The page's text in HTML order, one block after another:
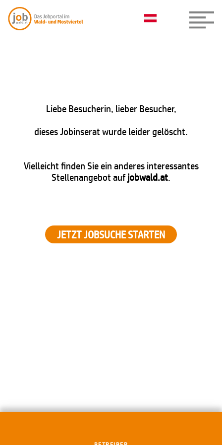
Liebe Besucherin, lieber Besucher,
dieses Jobinserat wurde leider gelöscht.
Vielleicht finden Sie ein anderes interessantes
Stellenangebot aufjobwald.at.
JETZT JOBSUCHE STARTEN